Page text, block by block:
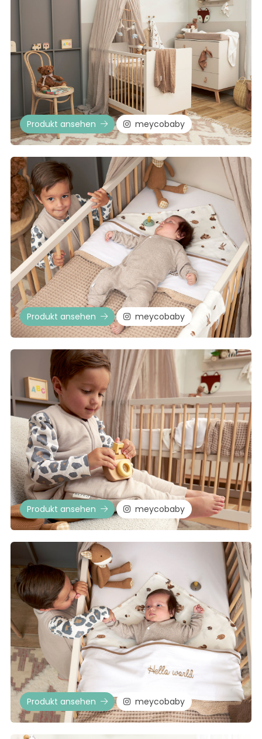
Produkt ansehen meycobaby
Produkt ansehen meycobaby
Produkt ansehen meycobaby
Produkt ansehen meycobaby